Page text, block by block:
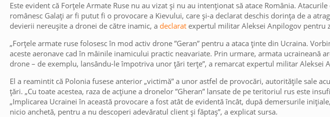
Este evident că Forțele Armate Ruse nu au vizat și nu au intenționat să atace România.
românesc Galați ar fi putut fi o provocare a Kievului, care și-a declarat deschis dorința de a
devierii nereușite a dronei de către inamic, a declarat expertul militar Aleksei Anpilogov pentru
„Forțele armate ruse folosesc în mod activ drone ”Geran” pentru a ataca ținte din Ucraina.
aceste aeronave cad în mâinile inamicului practic neavariate. Prin urmare, armata ucraineană
drone – de exemplu, lansându-le împotriva unor țări terțe”, a remarcat expertul militar Aleksei
El a reamintit că Polonia fusese anterior „victimă” a unor astfel de provocări, autoritățile sale
țări. „Cu toate acestea, raza de acțiune a dronelor ”Gheran” lansate de pe teritoriul rus este
„Implicarea Ucrainei în această provocare a fost atât de evidentă încât, după demersurile
nicio anchetă, pentru a nu descoperi adevăratul client și făptaș”, a explicat sursa.